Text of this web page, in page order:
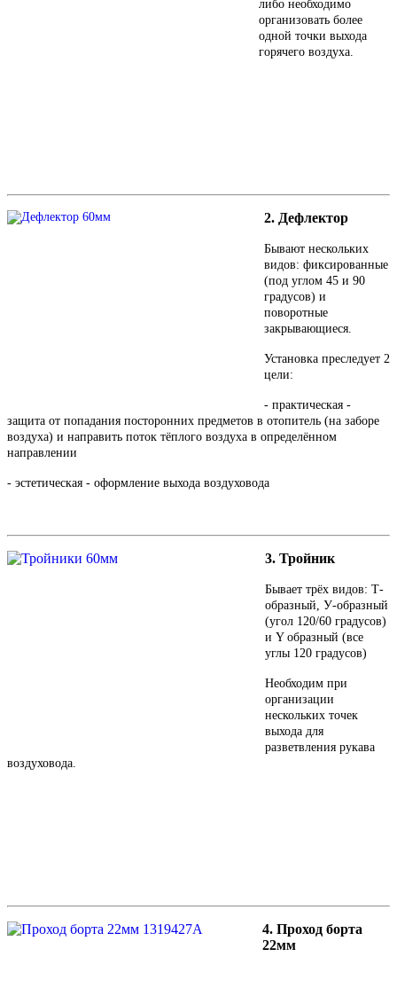
либо необходимо
организовать более
одной точки выхода
горячего воздуха.
2. Дефлектор
Бывают нескольких
видов: фиксированные
(под углом 45 и 90
градусов) и
поворотные
закрывающиеся.
Установка преследует 2
цели:
- практическая -
защита от попадания посторонних предметов в отопитель (на заборе
воздуха) и направить поток тёплого воздуха в определённом
направлении
- эстетическая - оформление выхода воздуховода
3. Тройник
Бывает трёх видов: Т-
образный, У-образный
(угол 120/60 градусов)
и Y образный (все
углы 120 градусов)
Необходим при
организации
нескольких точек
выхода для
разветвления рукава
воздуховода.
4. Проход борта
22мм